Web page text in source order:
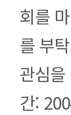
회를
를 부
관심
간: